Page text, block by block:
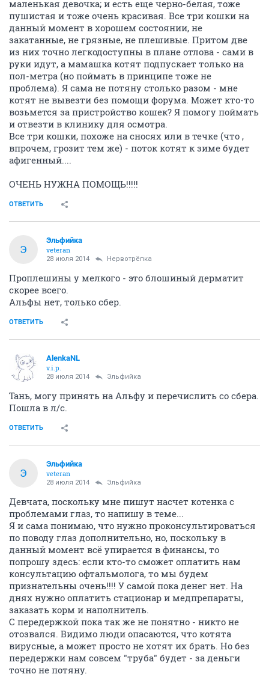
маленькая девочка; и есть еще черно-белая, тоже
пушистая и тоже очень красивая. Все три кошки на
данный момент в хорошем состоянии, не
закатанные, не грязные, не плешивые. Притом две
из них точно легкодоступны в плане отлова - сами в
руки идут, а мамашка котят подпускает только на
пол-метра (но поймать в принципе тоже не
проблема). Я сама не потяну столько разом - мне
котят не вывезти без помощи форума. Может кто-то
возьмется за пристройство кошек? Я помогу поймать
и отвезти в клинику для осмотра.
Все три кошки, похоже на сносях или в течке (что ,
впрочем, грозит тем же) - поток котят к зиме будет
афигенный....
ОЧЕНЬ НУЖНА ПОМОЩЬ!!!!!
ОТВЕТИТЬ
Э
Эльфийка
veteran
28 июля 2014 Нервотрёпка
Проплешины у мелкого - это блошиный дерматит
скорее всего.
Альфы нет, только сбер.
ОТВЕТИТЬ
AlenkaNL
v.i.p.
28 июля 2014 Эльфийка
Тань, могу принять на Альфу и перечислить со сбера.
Пошла в л/с.
ОТВЕТИТЬ
Э
Эльфийка
veteran
28 июля 2014 Эльфийка
Девчата, поскольку мне пишут насчет котенка с
проблемами глаз, то напишу в теме...
Я и сама понимаю, что нужно проконсультироваться
по поводу глаз дополнительно, но, поскольку в
данный момент всё упирается в финансы, то
попрошу здесь: если кто-то сможет оплатить нам
консультацию офтальмолога, то мы будем
признательны очень!!!! У самой пока денег нет. На
днях нужно оплатить стационар и медпрепараты,
заказать корм и наполнитель.
С передержкой пока так же не понятно - никто не
отозвался. Видимо люди опасаются, что котята
вирусные, а может просто не хотят их брать. Но без
передержки нам совсем "труба" будет - за деньги
точно не потяну.